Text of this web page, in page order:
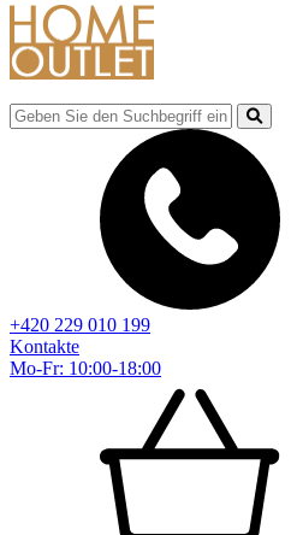
+420 229 010 199
Kontakte
Mo-Fr: 10:00-18:00